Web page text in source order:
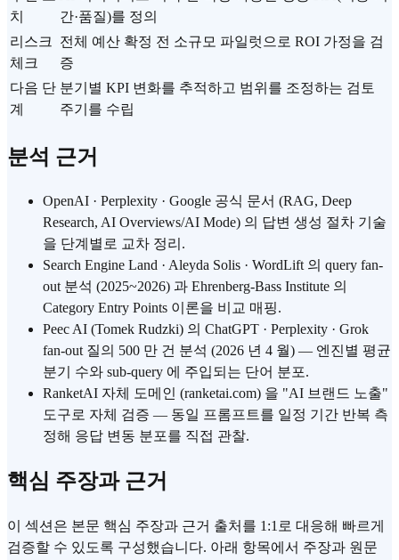
치
간·품질)를 정의
리스크
체크
전체 예산 확정 전 소규모 파일럿으로 ROI 가정을 검
증
다음 단
계
분기별 KPI 변화를 추적하고 범위를 조정하는 검토
주기를 수립
분석 근거
OpenAI · Perplexity · Google 공식 문서 (RAG, Deep
Research, AI Overviews/AI Mode) 의 답변 생성 절차 기술
을 단계별로 교차 정리.
Search Engine Land · Aleyda Solis · WordLift 의 query fan-
out 분석 (2025~2026) 과 Ehrenberg-Bass Institute 의
Category Entry Points 이론을 비교 매핑.
Peec AI (Tomek Rudzki) 의 ChatGPT · Perplexity · Grok
fan-out 질의 500 만 건 분석 (2026 년 4 월) — 엔진별 평균
분기 수와 sub-query 에 주입되는 단어 분포.
RanketAI 자체 도메인 (ranketai.com) 을 "AI 브랜드 노출"
도구로 자체 검증 — 동일 프롬프트를 일정 기간 반복 측
정해 응답 변동 분포를 직접 관찰.
핵심 주장과 근거
이 섹션은 본문 핵심 주장과 근거 출처를 1:1로 대응해 빠르게
검증할 수 있도록 구성했습니다. 아래 항목에서 주장과 원문